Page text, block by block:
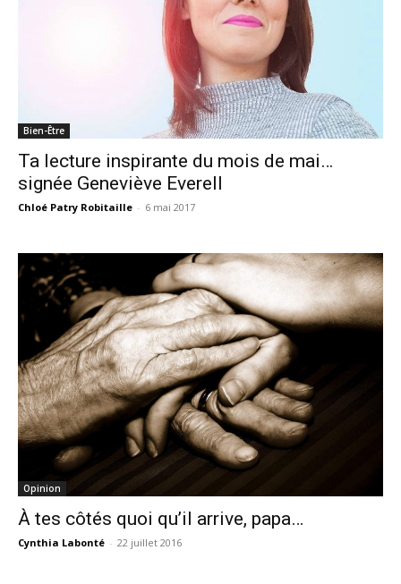
Bien-Être
Ta lecture inspirante du mois de mai…
signée Geneviève Everell
Chloé Patry Robitaille - 6 mai 2017
Opinion
À tes côtés quoi qu’il arrive, papa…
Cynthia Labonté - 22 juillet 2016